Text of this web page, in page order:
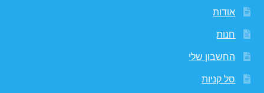
אודות
חנות
החשבון שלי
סל קניות